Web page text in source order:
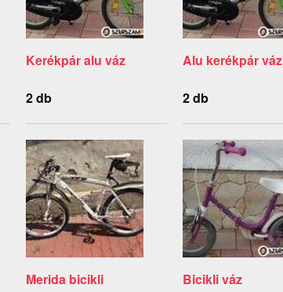
Kerékpár alu váz
2 db
Alu kerékpár váz
2 db
Merida bicikli Bicikli váz